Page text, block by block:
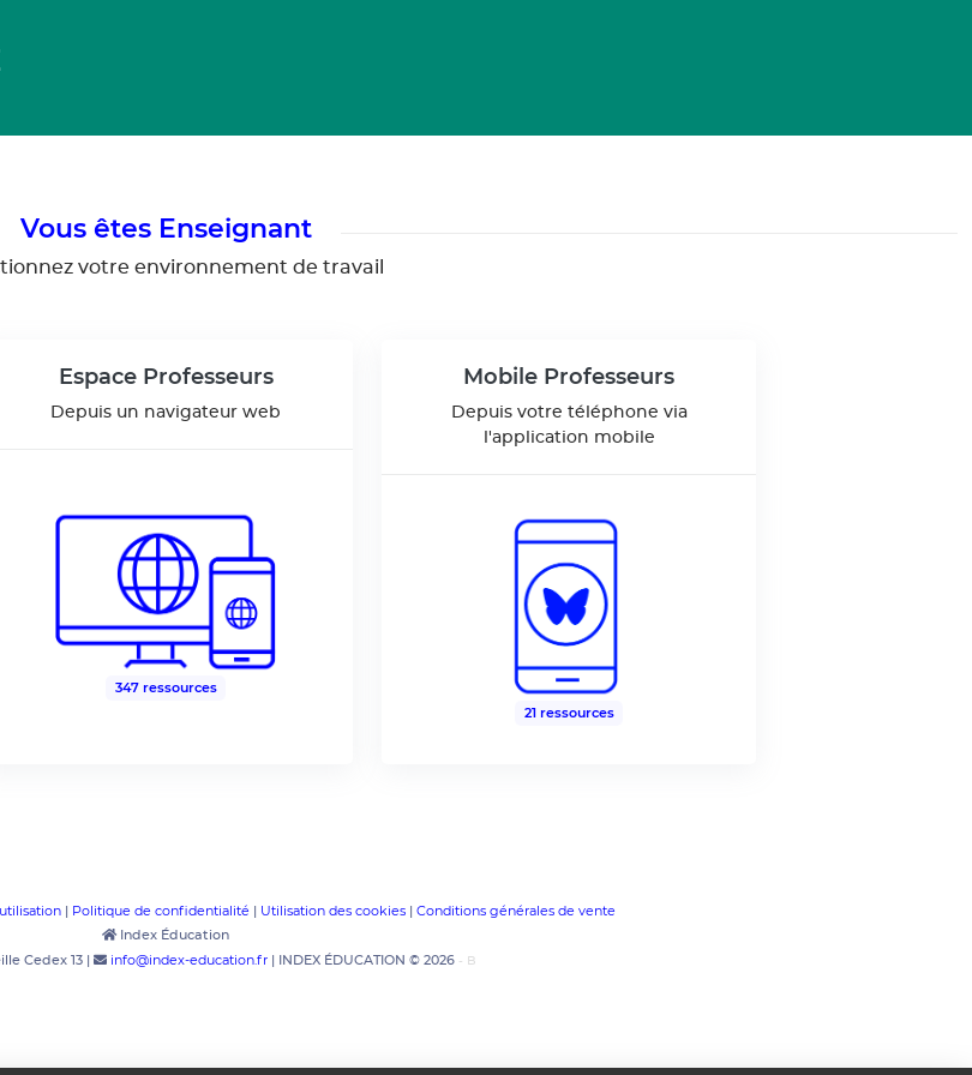
Vous êtes Enseignant
votre environnement de travail
Espace Professeurs
Depuis un navigateur web
347 ressources
Mobile Professeurs
Depuis votre téléphone via
l'application mobile
21 ressources
Politique de confidentialité Utilisation des cookies |Conditions générales de vente
Index Éducation
Cedex 13 |
info@index-education.fr | INDEX ÉDUCATION © 2026 - B